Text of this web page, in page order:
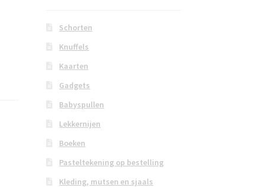
Schorten
Knuffels
Kaarten
Gadgets
Babyspullen
Lekkernijen
Boeken
Pasteltekening op bestelling
Kleding, mutsen en sjaals